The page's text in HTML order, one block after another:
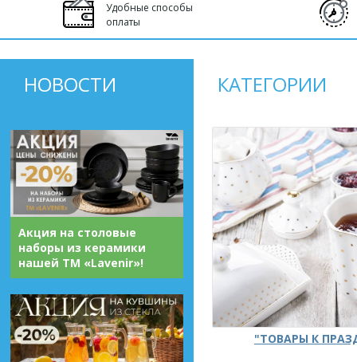
Удобные способы
оплаты
НОВОСТИ
Акция на столовые
наборы из керамики
нашей ТМ «Lavenir»!
КАТЕГОРИИ
"ТОВАРЫ К